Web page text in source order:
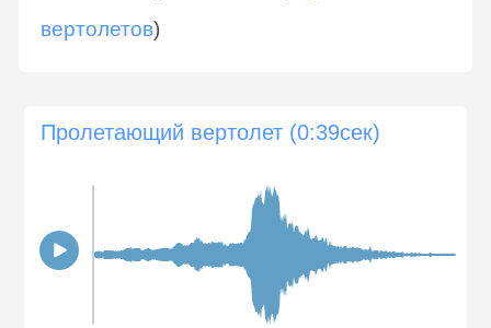
вертолетов)
Пролетающий вертолет (0:39сек)